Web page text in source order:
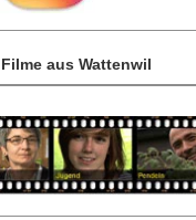
Filme aus Wattenwil